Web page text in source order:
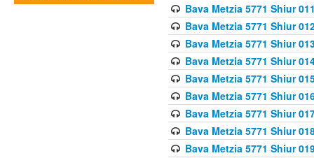
Bava Metzia 5771 Shiur
Bava Metzia 5771 Shiur
Bava Metzia 5771 Shiur
Bava Metzia 5771 Shiur
Bava Metzia 5771 Shiur
Bava Metzia 5771 Shiur
Bava Metzia 5771 Shiur
Bava Metzia 5771 Shiur
Bava Metzia 5771 Shiur